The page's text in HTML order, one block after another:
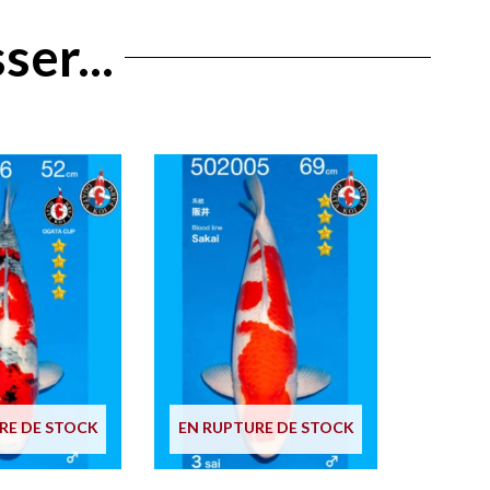
DE STOCK EN RUPTURE DE STOCK